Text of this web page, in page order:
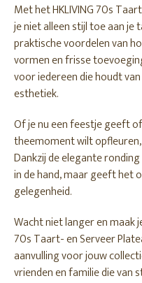
Met het HKLIVING 70s
je niet alleen stijl toe aan je
praktische voordelen van
vormen en frisse
voor iedereen die houdt
esthetiek.
Of je nu een feestje geeft
theemoment wilt
Dankzij de elegante
in de hand, maar geeft het
gelegenheid.
Wacht niet langer en maak
70s Taart- en Serveer
aanvulling voor jouw
vrienden en familie die van